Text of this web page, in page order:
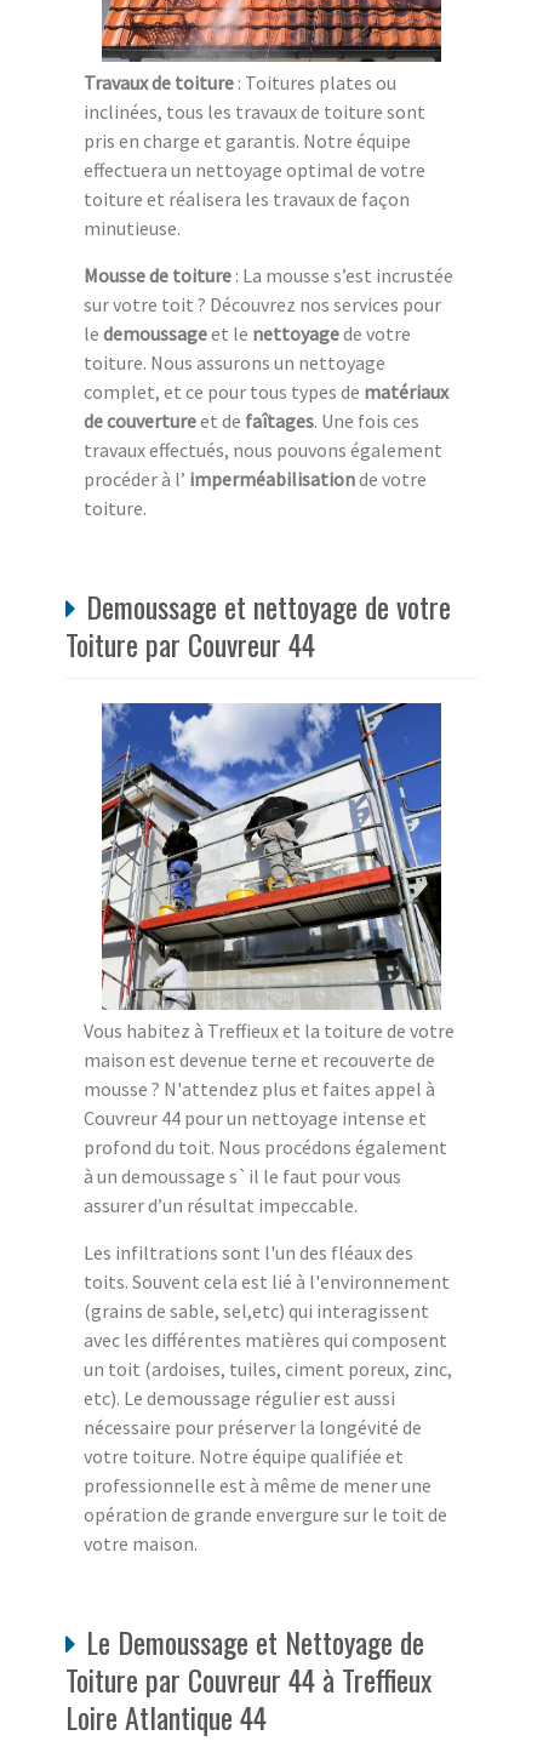
Travaux de toiture : Toitures plates ou
inclinées, tous les travaux de toiture sont
pris en charge et garantis. Notre équipe
effectuera un nettoyage optimal de votre
toiture et réalisera les travaux de façon
minutieuse.
Mousse de toiture : La mousse s’est incrustée
sur votre toit ? Découvrez nos services pour
le demoussageet le nettoyagede votre
toiture. Nous assurons un nettoyage
complet, et ce pour tous types de matériaux
de couvertureet de faîtages. Une fois ces
travaux effectués, nous pouvons également
procéder à l’ imperméabilisationde votre
toiture.
Demoussage et nettoyage de votre
Toiture par Couvreur 44
Vous habitez à Treffieux et la toiture de votre
maison est devenue terne et recouverte de
mousse ? N'attendez plus et faites appel à
Couvreur 44 pour un nettoyage intense et
profond du toit. Nous procédons également
à un demoussage s`il le faut pour vous
assurer d’un résultat impeccable.
Les infiltrations sont l'un des fléaux des
toits. Souvent cela est lié à l'environnement
(grains de sable, sel,etc) qui interagissent
avec les différentes matières qui composent
un toit (ardoises, tuiles, ciment poreux, zinc,
etc). Le demoussage régulier est aussi
nécessaire pour préserver la longévité de
votre toiture. Notre équipe qualifiée et
professionnelle est à même de mener une
opération de grande envergure sur le toit de
votre maison.
Le Demoussage et Nettoyage de
Toiture par Couvreur 44 à Treffieux
Loire Atlantique 44